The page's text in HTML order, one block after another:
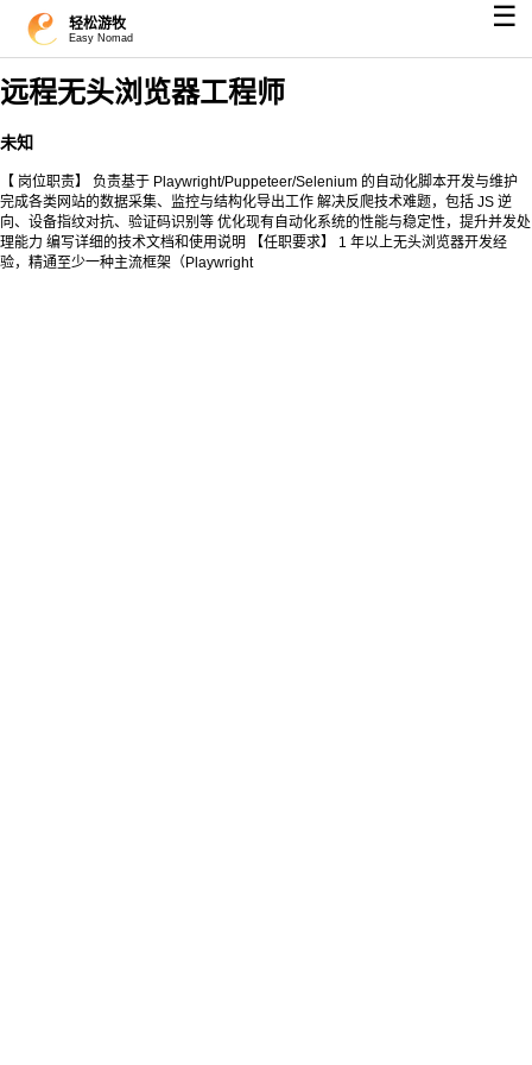
轻松游牧
Easy Nomad
☰
远程无头浏览器工程师
未知
【 岗位职责】 负责基于 Playwright/Puppeteer/Selenium 的自动化脚本开发与维护
完成各类网站的数据采集、监控与结构化导出工作 解决反爬技术难题，包括 JS 逆
向、设备指纹对抗、验证码识别等 优化现有自动化系统的性能与稳定性，提升并发处
理能力 编写详细的技术文档和使用说明 【任职要求】 1 年以上无头浏览器开发经
验，精通至少一种主流框架（Playwright